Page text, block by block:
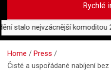
Rychlé
nejvzácnější komoditou 21.
Home
Press
Čisté a uspořádané nabíjení